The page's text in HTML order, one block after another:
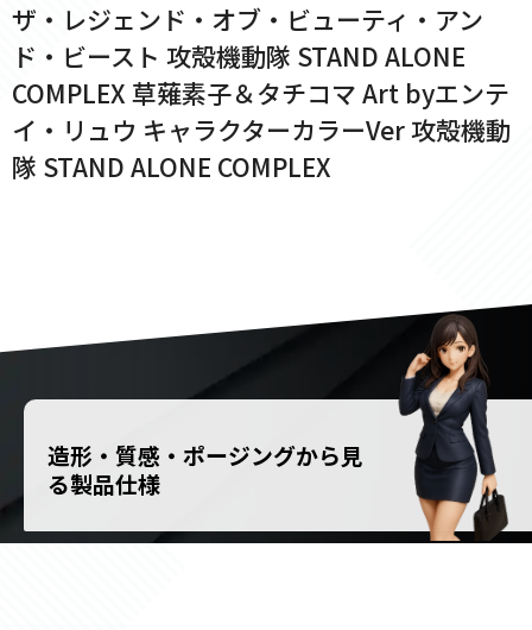
ザ・レジェンド・オブ・ビューティ・アン
ド・ビースト 攻殻機動隊 STAND ALONE
COMPLEX 草薙素子＆タチコマ Art byエンテ
イ・リュウ キャラクターカラーVer 攻殻機動
隊 STAND ALONE COMPLEX
造形・質感・ポージングから見
る製品仕様